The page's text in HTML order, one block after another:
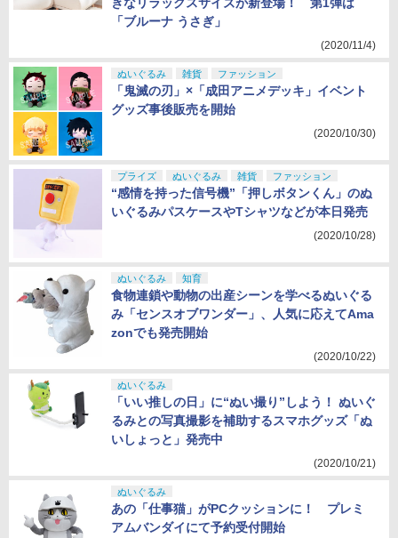
「ブルーナ うさぎ」
(2020/11/4)
ぬいぐるみ 雑貨 ファッション
「鬼滅の刃」×「成田アニメデッキ」イベント
グッズ事後販売を開始
(2020/10/30)
プライズ ぬいぐるみ 雑貨 ファッション
“感情を持った信号機”「押しボタンくん」のぬ
いぐるみパスケースやTシャツなどが本日発売
(2020/10/28)
ぬいぐるみ 知育
食物連鎖や動物の出産シーンを学べるぬいぐる
み「センスオブワンダー」、人気に応えてAma
zonでも発売開始
(2020/10/22)
ぬいぐるみ
「いい推しの日」に“ぬい撮り”しよう！ ぬいぐ
るみとの写真撮影を補助するスマホグッズ「ぬ
いしょっと」発売中
(2020/10/21)
ぬいぐるみ
あの「仕事猫」がPCクッションに！ プレミ
アムバンダイにて予約受付開始